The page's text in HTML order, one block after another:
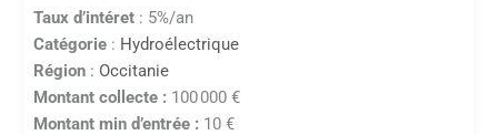
Taux d’intéret : 5%/an
Catégorie : Hydroélectrique
Région : Occitanie
Montant collecte : 100 000 €
Montant min d’entrée : 10 €